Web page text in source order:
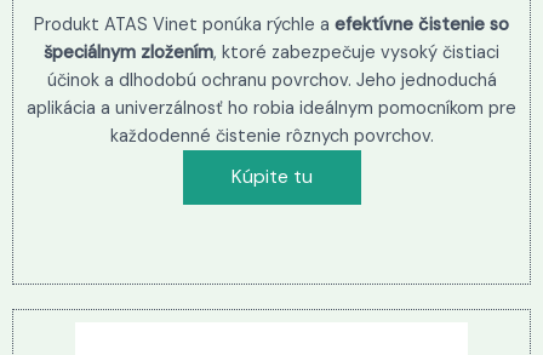
Produkt ATAS Vinet ponúka rýchle a efektívne čistenie so
špeciálnym zložením, ktoré zabezpečuje vysoký čistiaci
účinok a dlhodobú ochranu povrchov. Jeho jednoduchá
aplikácia a univerzálnosť ho robia ideálnym pomocníkom pre
každodenné čistenie rôznych povrchov.
Kúpite tu